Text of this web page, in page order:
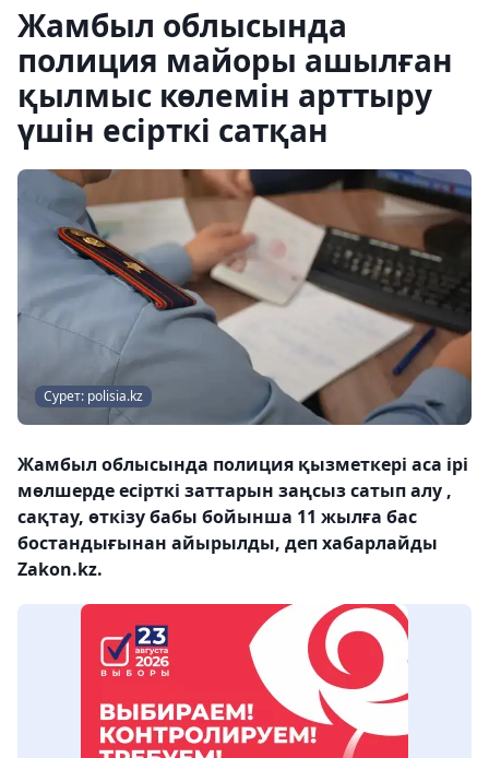
Жамбыл облысында
полиция майоры ашылған
қылмыс көлемін арттыру
үшін есірткі сатқан
Сурет: polisia.kz
Жамбыл облысында полиция қызметкері аса ірі
мөлшерде есірткі заттарын заңсыз сатып алу ,
сақтау, өткізу бабы бойынша 11 жылға бас
бостандығынан айырылды, деп хабарлайды
Zakon.kz.